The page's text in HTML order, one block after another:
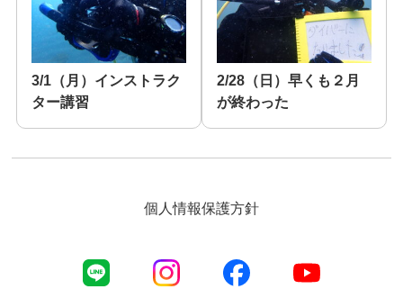
3/1（月）インストラク
ター講習
2/28（日）早くも２月
が終わった
個人情報保護方針